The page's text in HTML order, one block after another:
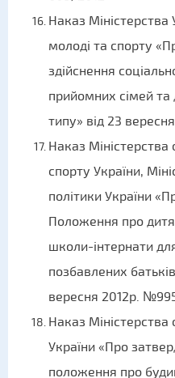
Наказ Міністерства
молоді та спорту
здійснення
прийомних сімей та
типу» від 23
Наказ Міністерства
спорту України,
політики України
Положення про
школи-інтернати
позбавлених
вересня 2012р.
Наказ Міністерства
України «Про
положення про